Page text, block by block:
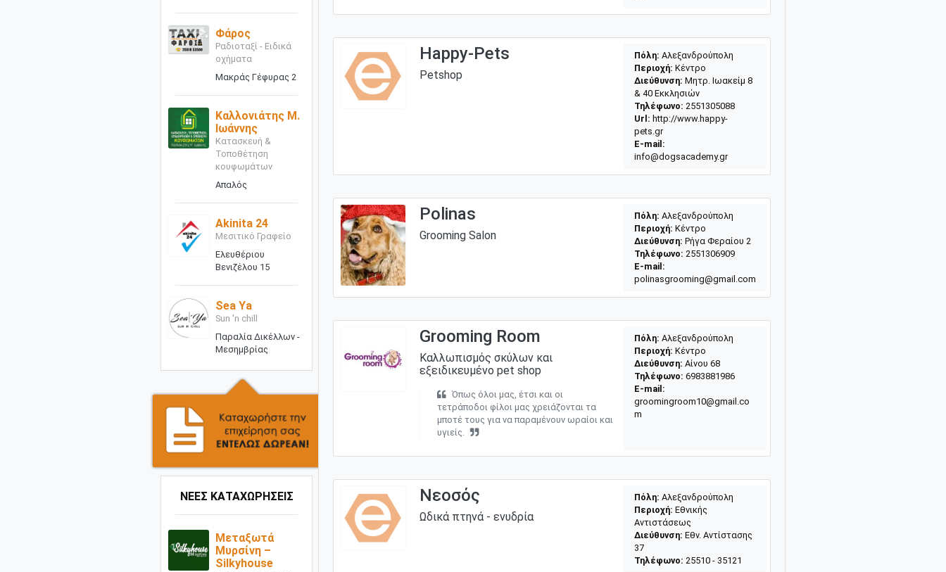
Φάρος
Ραδιοταξί - Ειδικά
οχήματα
Μακράς Γέφυρας 2
Καλλονιάτης Μ.
Ιωάννης
Κατασκευή &
Τοποθέτηση
κουφωμάτων
Απαλός
Akinita 24
Μεσιτικό Γραφείο
Ελευθέριου
Βενιζέλου 15
Sea Ya
Sun 'n chill
Παραλία Δικέλλων -
Μεσημβρίας
ΝΕΕΣ ΚΑΤΑΧΩΡΗΣΕΙΣ
Μεταξωτά
Μυρσίνη –
Silkyhouse
Happy-Pets
Petshop
Πόλη: Αλεξανδρούπολη
Περιοχή: Κέντρο
Διεύθυνση: Μητρ. Ιωακείμ 8
& 40 Εκκλησιών
Τηλέφωνο: 2551305088
Url: http://www.happy-
pets.gr
E-mail:
info@dogsacademy.gr
Polinas
Grooming Salon
Πόλη: Αλεξανδρούπολη
Περιοχή: Kέντρο
Διεύθυνση: Ρήγα Φεραίου 2
Τηλέφωνο: 2551306909
E-mail:
polinasgrooming@gmail.com
Grooming Room
Καλλωπισμός σκύλων και
εξειδικευμένο pet shop
Όπως όλοι μας, έτσι και οι
τετράποδοι φίλοι μας χρειάζονται τα
μποτέ τους για να παραμένουν ωραίοι και
υγιείς.
Πόλη: Αλεξανδρούπολη
Περιοχή: Κέντρο
Διεύθυνση: Αίνου 68
Τηλέφωνο: 6983881986
E-mail:
groomingroom10@gmail.co
m
Νεοσός
Ωδικά πτηνά - ενυδρία
Πόλη: Αλεξανδρούπολη
Περιοχή: Εθνικής
Αντιστάσεως
Διεύθυνση: Εθν. Αντίστασης
37
Τηλέφωνο: 25510 - 35121